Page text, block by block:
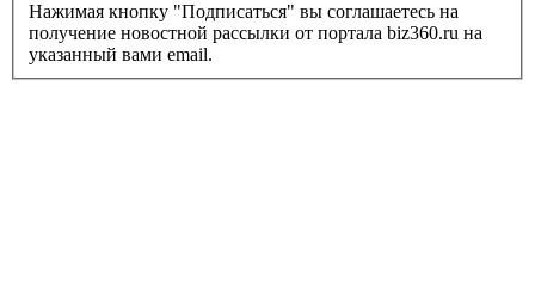
Нажимая кнопку "Подписаться" вы соглашаетесь на
получение новостной рассылки от портала biz360.ru на
указанный вами email.